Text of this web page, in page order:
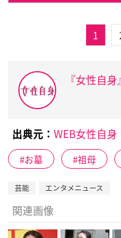
1
『女性自
出典元： WEB女性自身
お墓 祖母
芸能 エンタメニュース
関連画像